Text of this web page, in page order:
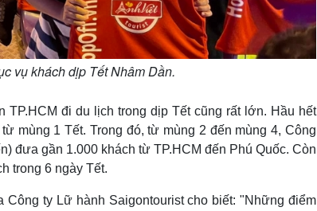
vụ khách dịp Tết Nhâm Dần.
đi du lịch trong dịp Tết cũng rất lớn. Hầu hết
mùng 1 Tết. Trong đó, từ mùng 2 đến mùng 4, Công
đưa gần 1.000 khách từ TP.HCM đến Phú Quốc. Còn
trong 6 ngày Tết.
Công ty Lữ hành Saigontourist cho biết: "Những điểm